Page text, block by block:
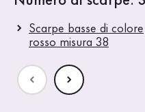
Scarpe basse di colore
rosso misura 38